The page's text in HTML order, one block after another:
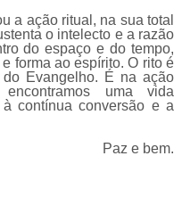
a ação ritual, na sua total
o intelecto e a razão
do espaço e do tempo,
forma ao espírito. O rito é
Evangelho. É na ação
uma vida
contínua conversão e a
Paz e bem.